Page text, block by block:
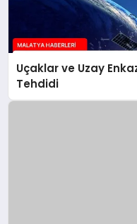
Uçaklar ve Uzay
Tehdidi